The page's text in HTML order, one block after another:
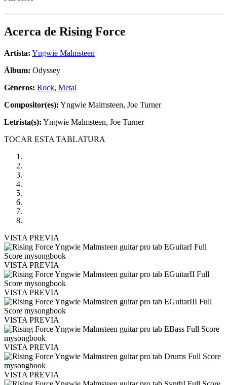
Acerca de Rising Force
Artista: Yngwie Malmsteen
Álbum: Odyssey
Géneros: Rock, Metal
Compositor(es): Yngwie Malmsteen, Joe Turner
Letrista(s): Yngwie Malmsteen, Joe Turner
TOCAR ESTA TABLATURA
VISTA PREVIA
VISTA PREVIA
VISTA PREVIA
VISTA PREVIA
VISTA PREVIA
VISTA PREVIA